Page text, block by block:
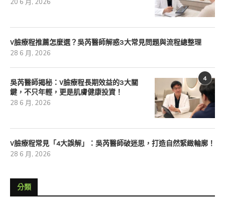
20 6 月, 2026
V臉療程推薦怎麼選？吳芮醫師解惑3大常見問題與流程總整理
28 6 月, 2026
4
吳芮醫師揭秘：V臉療程長期效益的3大關
鍵，不只年輕，更是肌膚健康投資！
28 6 月, 2026
V臉療程常見「4大誤解」：吳芮醫師破迷思，打造自然緊緻輪廓！
28 6 月, 2026
分類